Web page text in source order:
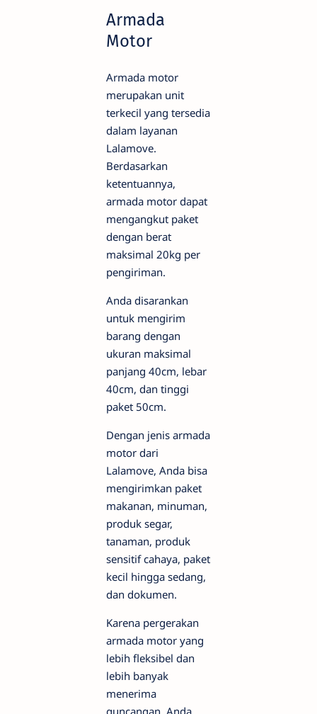
Armada
Motor
Armada motor
merupakan unit
terkecil yang tersedia
dalam layanan
Lalamove.
Berdasarkan
ketentuannya,
armada motor dapat
mengangkut paket
dengan berat
maksimal 20kg per
pengiriman.
Anda disarankan
untuk mengirim
barang dengan
ukuran maksimal
panjang 40cm, lebar
40cm, dan tinggi
paket 50cm.
Dengan jenis armada
motor dari
Lalamove, Anda bisa
mengirimkan paket
makanan, minuman,
produk segar,
tanaman, produk
sensitif cahaya, paket
kecil hingga sedang,
dan dokumen.
Karena pergerakan
armada motor yang
lebih fleksibel dan
lebih banyak
menerima
guncangan, Anda